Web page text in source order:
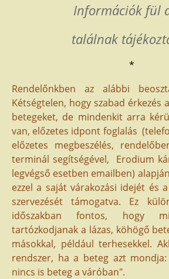
Információk fül
találnak
*
Rendelőnkben az alábbi
Kétségtelen, hogy szabad érkezés
betegeket, de mindenkit arra
van, előzetes idpont foglalás
előzetes megbeszélés,
terminál segítségével, Erodium
legvégső esetben emailben)
ezzel a saját várakozási idejét és
szervezését támogatva. Ez
időszakban fontos, hogy
tartózkodjanak a lázas, köhögő
másokkal, például terhesekkel.
rendszer, ha a beteg azt
nincs is beteg a váróban".